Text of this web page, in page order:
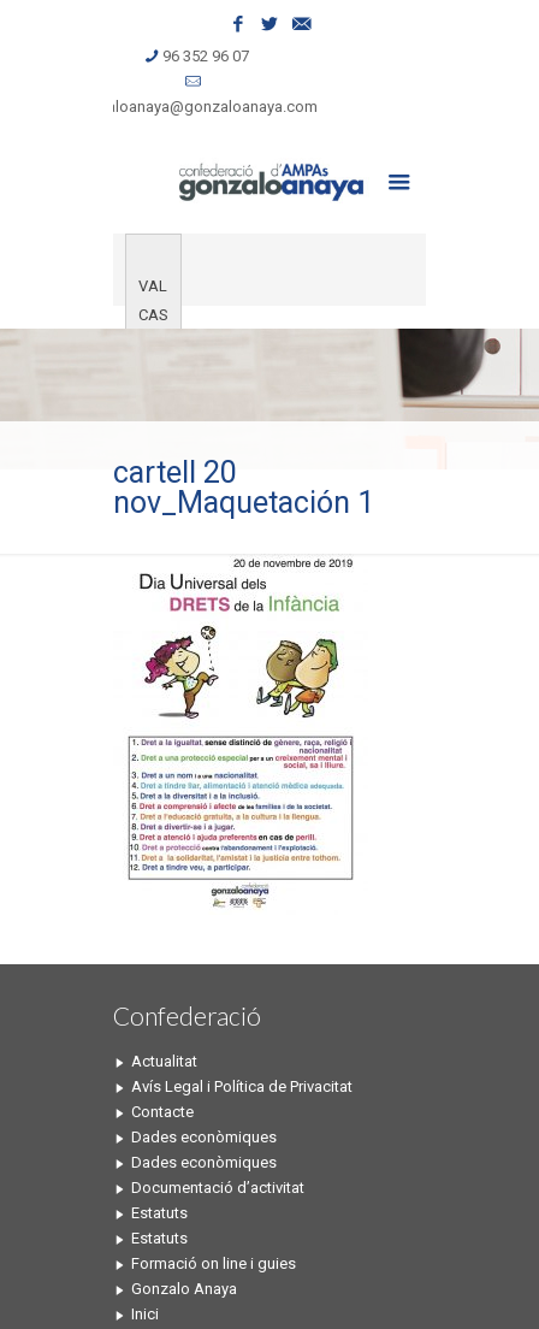
96 352 96 07
gonzaloanaya@gonzaloanaya.com
VAL
CAS
cartell 20
nov_Maquetación 1
Confederació
Actualitat
Avís Legal i Política de Privacitat
Contacte
Dades econòmiques
Dades econòmiques
Documentació d’activitat
Estatuts
Estatuts
Formació on line i guies
Gonzalo Anaya
Inici